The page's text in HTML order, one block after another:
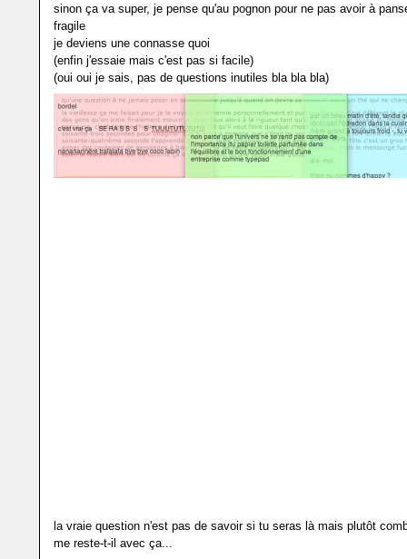
sinon ça va super, je pense qu'au pognon pour ne pas avoir à
fragile
je deviens une connasse quoi
(enfin j'essaie mais c'est pas si facile)
(oui oui je sais, pas de questions inutiles bla bla bla)
la vraie question n'est pas de savoir si tu seras là mais plutôt
me reste-t-il avec ça...